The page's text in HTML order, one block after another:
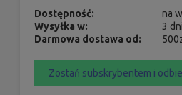
Dostępność:
na
Wysyłka w:
3 dni
Darmowa dostawa od:
Zostań subskrybentem i